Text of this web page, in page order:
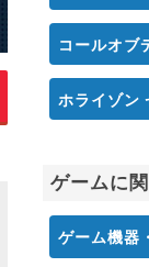
コールオブ
ホライゾン
ゲームに
ゲーム機器